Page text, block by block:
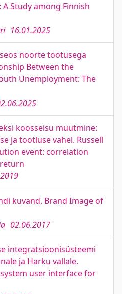
Study among Finnish
16.01.2025
noorte töötusega
Between the
Unemployment: The
koosseisu muutmine:
ja tootluse vahel. Russell
event: correlation
kuvand. Brand Image of
02.06.2017
integratsioonisüsteemi
ja Harku vallale.
user interface for